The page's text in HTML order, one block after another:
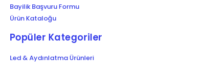
Bayilik Başvuru Formu
Ürün Kataloğu
Popüler Kategoriler
Led & Aydınlatma Ürünleri